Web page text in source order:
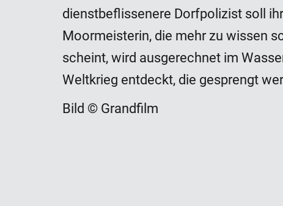
dienstbeflissenere Dorfpolizist soll
Moormeisterin, die mehr zu wissen
scheint, wird ausgerechnet im
Weltkrieg entdeckt, die gesprengt
Bild © Grandfilm